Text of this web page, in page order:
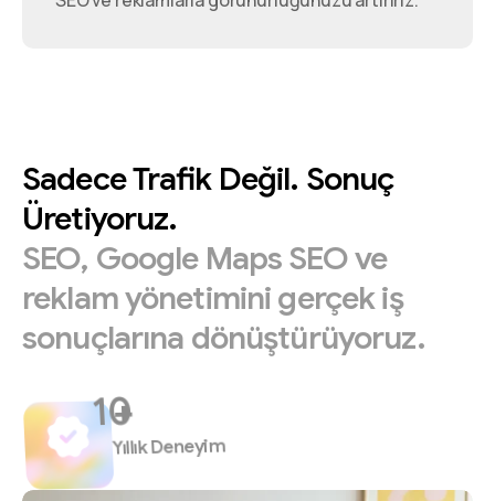
SadeceTrafik Değil. Sonuç
Üretiyoruz.
SEO, Google MapsSEOve
reklamyönetiminigerçekiş
sonuçlarına dönüştürüyoruz.
+
Yıllık Deneyim